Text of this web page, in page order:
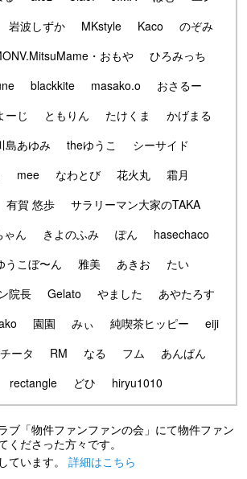
岩波しずか MKstyle Kaco
のぞみ
・おもや
ひろみっち
blackkite masako.o
おさるー
ーじ ともりん たけくま
かげまる
島あゆみ theゆうこ
シーサイド
mee なわとび 花火丸
霜月
有賀 悠歩
サラリーマン大家のTAKA
ゃん
きよのふみ ぽん
hasechaco
うこぼ〜ん 雅美 あきお
たい
院長
Gelato やました
あやたろす
園園 みぃ 純喫茶ヒッピー
eiji
ータ RM なる フム
あんぱん
rectangle どひ hiryu1010
ブ「物件ファンファンの会」にて物件ファン
くださった方々です。
ています。 詳細はこちら